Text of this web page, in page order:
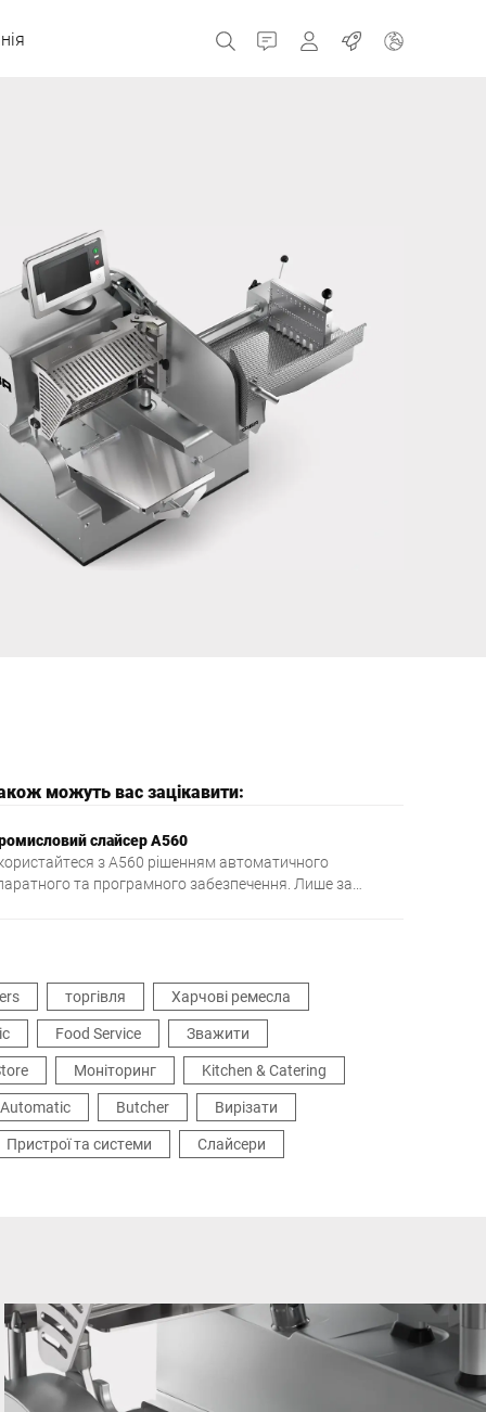
КонтактMyBizerba
Робота
Нідерланди
Росія
Іспанія
можуть вас зацікавити:
слайсер A560
з A560 рішенням автоматичного
та програмного забезпечення. Лише за
ваш прибуток.
торгівля
Харчові ремесла
Food Service
Зважити
Моніторинг
Kitchen & Catering
Automatic Butcher
Вирізати
Пристрої та системи Слайсери